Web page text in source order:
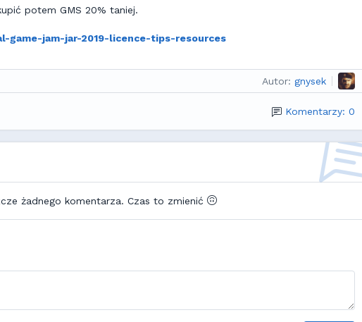
potem GMS 20% taniej.
game-jam-jar-2019-licence-tips-resources
Autor: gnysek
Komentarzy: 0
żadnego komentarza. Czas to zmienić